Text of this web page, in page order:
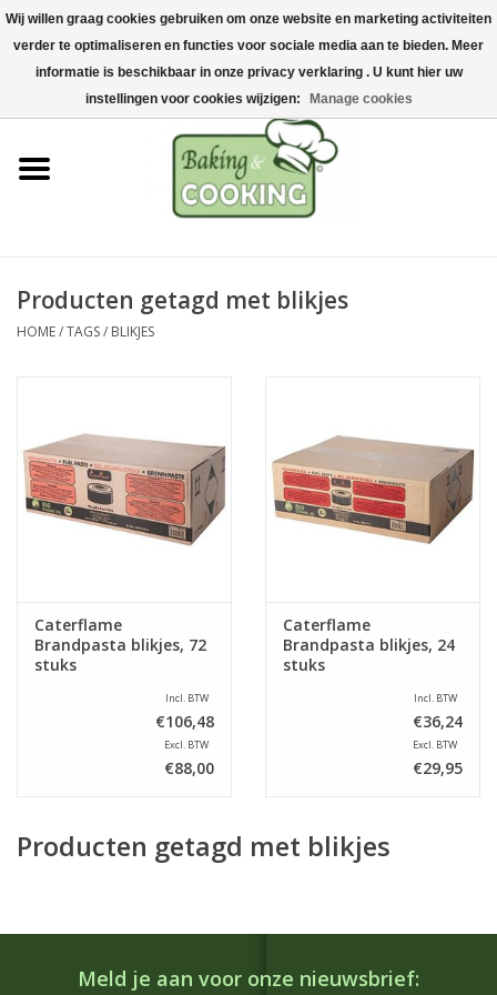
Home
Bak-& kookgerei
Machines & onderdelen
Chocolade & ijsbereiding
Hygiëne & opslag
Acties
Producten getagd met blikjes
HOME/TAGS/ BLIKJES
Caterflame
Brandpasta blikjes, 72
stuks
Incl. BTW
€106,48
Excl. BTW
€88,00
Caterflame
Brandpasta blikjes, 24
stuks
Incl. BTW
€36,24
Excl. BTW
€29,95
Producten getagd met blikjes
Meld je aan voor onze nieuwsbrief:
Wij willen graag cookies gebruiken om onze website en marketing activiteiten
verder te optimaliseren en functies voor sociale media aan te bieden. Meer
informatie is beschikbaar in onze privacy verklaring . U kunt hier uw
instellingen voor cookies wijzigen:
Manage cookies